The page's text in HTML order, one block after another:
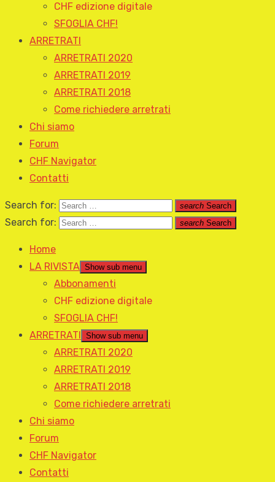
CHF edizione digitale
SFOGLIA CHF!
ARRETRATI
ARRETRATI 2020
ARRETRATI 2019
ARRETRATI 2018
Come richiedere arretrati
Chi siamo
Forum
CHF Navigator
Contatti
Search for: search Search
Search for: search Search
Home
LA RIVISTA Show sub menu
Abbonamenti
CHF edizione digitale
SFOGLIA CHF!
ARRETRATI
Show sub menu
ARRETRATI 2020
ARRETRATI 2019
ARRETRATI 2018
Come richiedere arretrati
Chi siamo
Forum
CHF Navigator
Contatti